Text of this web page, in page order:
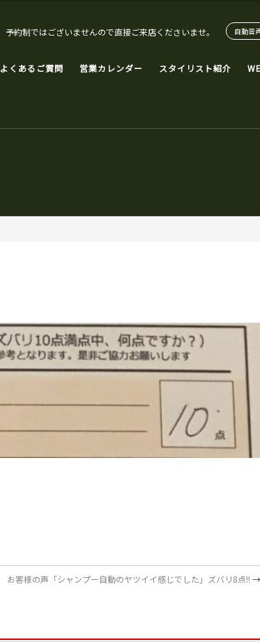
予約制ではございませんので直接ご来店くださいませ。 自動音
よくあるご質問 営業カレンダー スタイリスト紹介
お客様の声「シャンプー自動のヤツイイ感じでした」ズバリ8点!! →